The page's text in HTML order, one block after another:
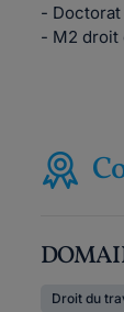
-
- M2 droit
Droit du